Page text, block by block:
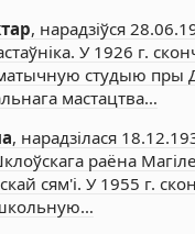
, нарадзіўся
У 1926 г.
студыю пры
мастацтва…
, нарадзілася
раёна
сям'і. У 1955 г.